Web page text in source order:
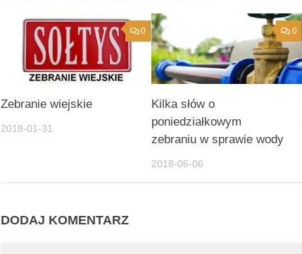
0
Zebranie wiejskie
2018-01-31
0
Kilka słów o
poniedziałkowym
zebraniu w sprawie wody
2018-06-06
DODAJ KOMENTARZ